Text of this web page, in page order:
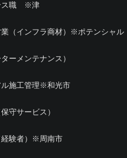
ス職 ※津
業（インフラ商材）※ポテンシャル
ーメンテナンス）
ル施工管理※和光市
守サービス）
経験者）※周南市